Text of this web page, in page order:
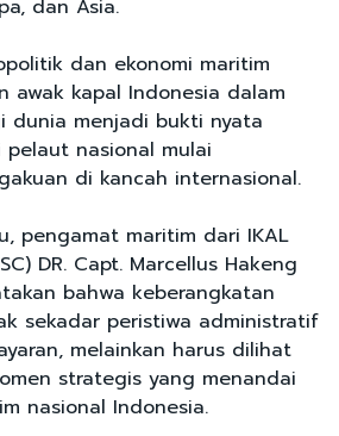
dan Asia.
dan ekonomi maritim
awak kapal Indonesia dalam
dunia menjadi bukti nyata
pelaut nasional mulai
di kancah internasional.
pengamat maritim dari IKAL
DR. Capt. Marcellus Hakeng
bahwa keberangkatan
sekadar peristiwa administratif
melainkan harus dilihat
strategis yang menandai
nasional Indonesia.